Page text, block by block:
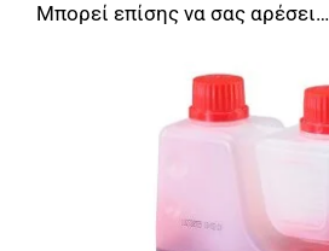
Μπορεί επίσης να σας αρέσει…